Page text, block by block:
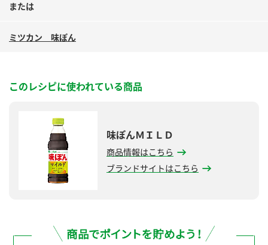
または
ミツカン 味ぽん
このレシピに使われている商品
味ぽんＭＩＬＤ
商品情報はこちら
ブランドサイトはこちら